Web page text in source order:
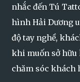
nhắc đến Tú
hình Hải Dương
độ tay nghề,
khi muốn sở hữu
chăm sóc khách